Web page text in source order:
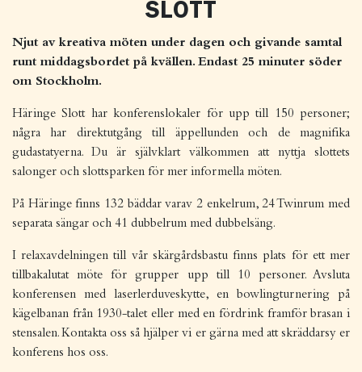
SLOTT
Njut av kreativa möten under dagen och givande samtal
runt middagsbordet på kvällen. Endast 25 minuter söder
om Stockholm.
Häringe Slott har konferenslokaler för upp till 150 personer;
några har direktutgång till äppellunden och de magnifika
gudastatyerna. Du är självklart välkommen att nyttja slottets
salonger och slottsparken för mer informella möten.
På Häringe finns 132 bäddar varav 2 enkelrum, 24 Twinrum med
separata sängar och 41 dubbelrum med dubbelsäng.
I relaxavdelningen till vår skärgårdsbastu finns plats för ett mer
tillbakalutat möte för grupper upp till 10 personer. Avsluta
konferensen med laserlerduveskytte, en bowlingturnering på
kägelbanan från 1930-talet eller med en fördrink framför brasan i
stensalen. Kontakta oss så hjälper vi er gärna med att skräddarsy er
konferens hos oss.